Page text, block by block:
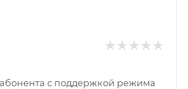
абонента с поддержкой режима